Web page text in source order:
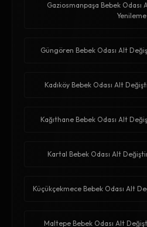
Gaziosmanpaşa Bebek
Yenileme
Güngören Bebek Odası Alt
Kadıköy Bebek Odası Alt
Kağıthane Bebek Odası Alt
Kartal Bebek Odası Alt
Küçükçekmece Bebek Odası Alt
Maltepe Bebek Odası Alt